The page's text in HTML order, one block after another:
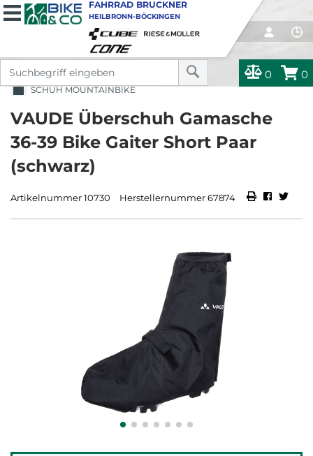
0 0
FAHRRAD BRUCKNER
HEILBRONN-BÖCKINGEN
SCHUH MOUNTAINBIKE
VAUDE Überschuh Gamasche
36-39 Bike Gaiter Short Paar
(schwarz)
Artikelnummer 10730 Herstellernummer 67874